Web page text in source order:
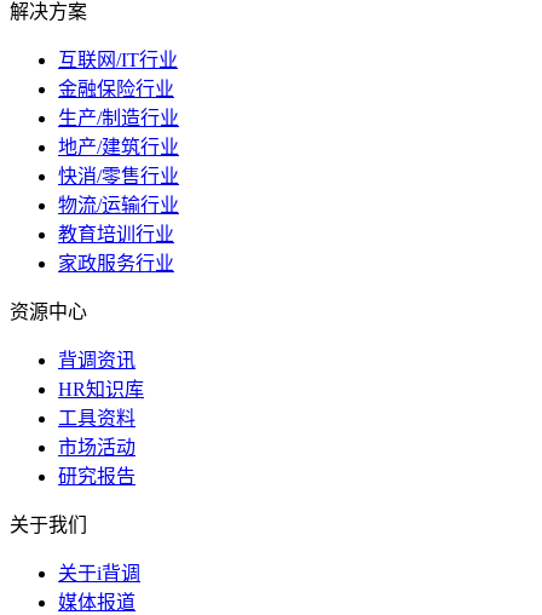
解决方案
互联网/IT行业
金融保险行业
生产/制造行业
地产/建筑行业
快消/零售行业
物流/运输行业
教育培训行业
家政服务行业
资源中心
背调资讯
HR知识库
工具资料
市场活动
研究报告
关于我们
关于i背调
媒体报道